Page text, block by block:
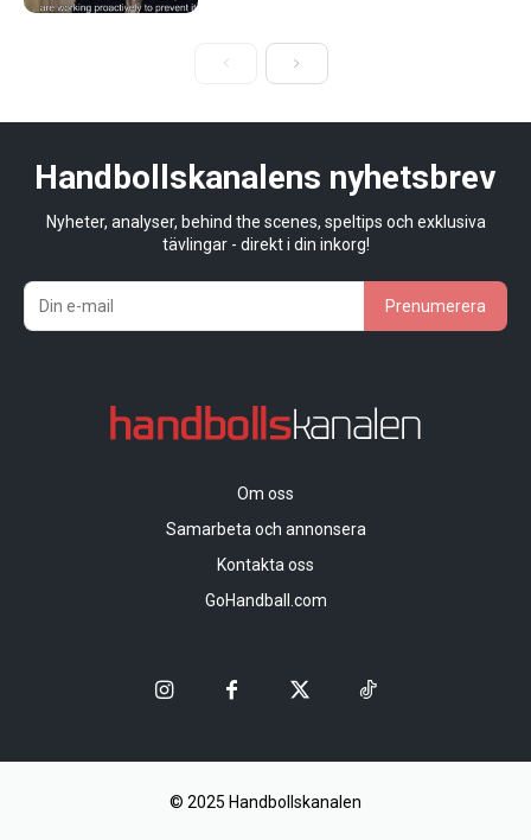
Handbollskanalens nyhetsbrev
Nyheter, analyser, behind the scenes, speltips och exklusiva
tävlingar - direkt i din inkorg!
Prenumerera
Om oss
Samarbeta och annonsera
Kontakta oss
GoHandball.com
© 2025 Handbollskanalen